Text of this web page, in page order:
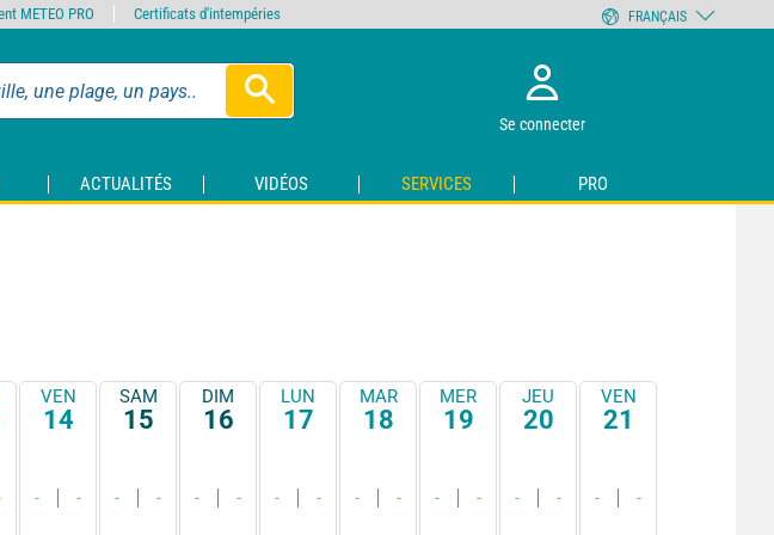
Se connecter
ACTUALITÉS VIDÉOS SERVICES PRO
VEN
14
- -
SAM
15
- -
DIM
16
- -
LUN
17
- -
MAR
18
- -
MER
19
- -
JEU
20
- -
VEN
21
- -
METEO PRO Certificats d'intempéries FRANÇAIS